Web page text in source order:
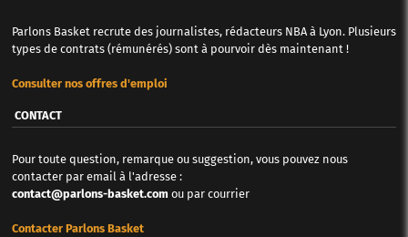
Parlons Basket recrute des journalistes, rédacteurs NBA à Lyon. Plusieurs
types de contrats (rémunérés) sont à pourvoir dès maintenant !
Consulter nos offres d'emploi
CONTACT
Pour toute question, remarque ou suggestion, vous pouvez nous
contacter par email à l'adresse :
contact@parlons-basket.com ou par courrier
Contacter Parlons Basket